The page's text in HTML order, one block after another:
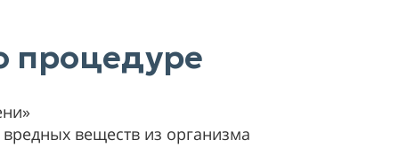
процедуре
веществ из организма